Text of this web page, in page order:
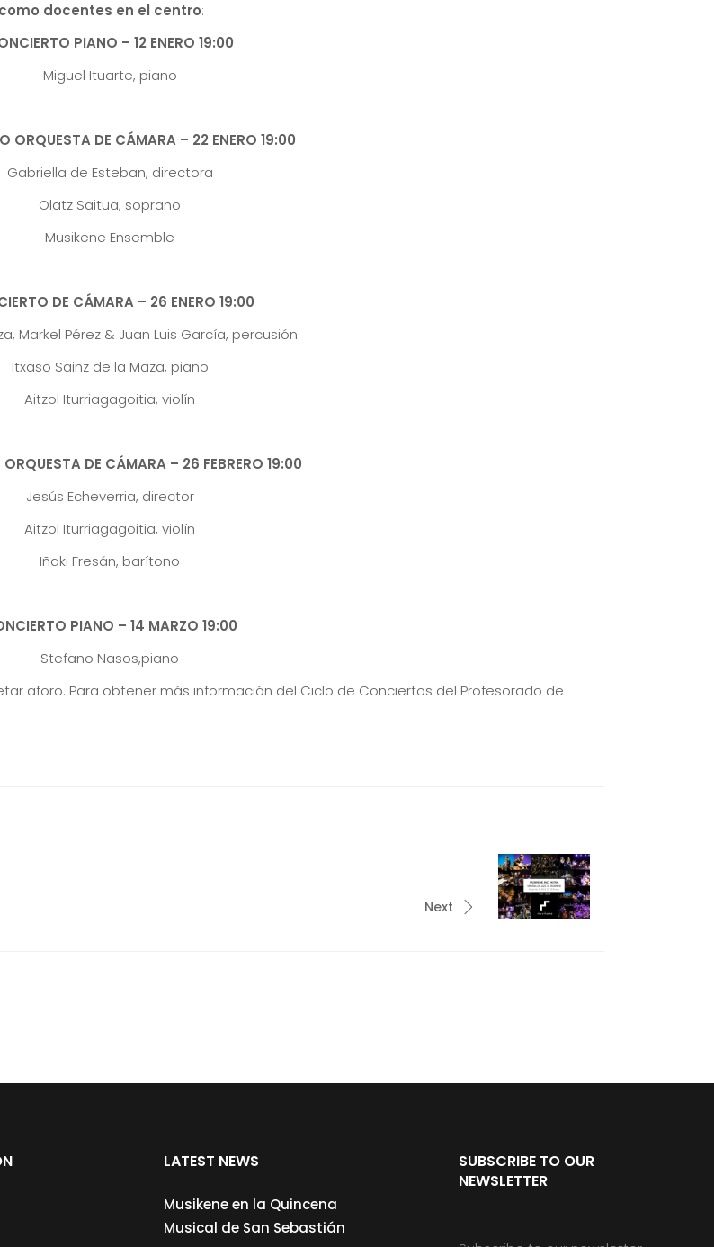
docentes en el centro:
PIANO – 12 ENERO 19:00
Miguel Ituarte, piano
ORQUESTA DE CÁMARA – 22 ENERO 19:00
Gabriella de Esteban, directora
Olatz Saitua, soprano
Musikene Ensemble
DE CÁMARA – 26 ENERO 19:00
Markel Pérez & Juan Luis García, percusión
Itxaso Sainz de la Maza, piano
Aitzol Iturriagagoitia, violín
DE CÁMARA – 26 FEBRERO 19:00
Jesús Echeverria, director
Aitzol Iturriagagoitia, violín
Iñaki Fresán, barítono
PIANO – 14 MARZO 19:00
Stefano Nasos,piano
aforo. Para obtener más información del Ciclo de Conciertos del Profesorado de
Next
LATEST NEWS
Musikene en la Quincena
Musical de San Sebastián
SUBSCRIBE TO OUR
NEWSLETTER